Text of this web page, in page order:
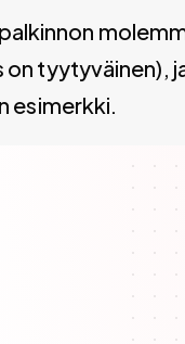
on tyytyväinen),
esimerkki.